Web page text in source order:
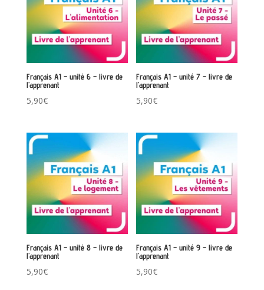
Français A1 – unité 6 – livre de
l’apprenant
5,90€
Français A1 – unité 7 – livre de
l’apprenant
5,90€
Français A1 – unité 8 – livre de
l’apprenant
5,90€
Français A1 – unité 9 – livre de
l’apprenant
5,90€